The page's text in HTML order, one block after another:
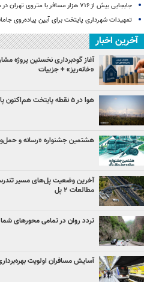
جابجایی بیش از ۷۱۶ هزار مسافر با متروی تهران در مراسم جاماندگان اربعین حسینی
تمهیدات شهرداری پایتخت برای آیین پیاده‌روی
آخرین اخبار
آغاز گودبرداری نخستین پروژه
«خانه‌ریز» + جزییات
هوا در ۵ نقطه پایتخت هم‌اکنون پاک است + جزییات
هشتمین جشنواره «رسانه و
مطالعات ۲ پل
تردد روان در تمامی محورهای
آسایش مسافران اولویت